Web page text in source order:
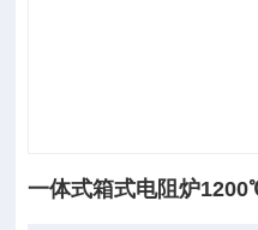
一体式箱式电阻炉